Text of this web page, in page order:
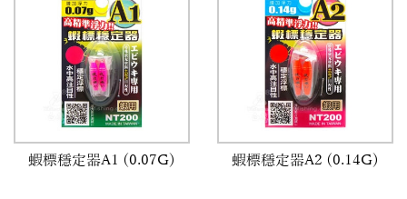
蝦標穩定器A1 (0.07G) 蝦標穩定器A2 (0.14G)